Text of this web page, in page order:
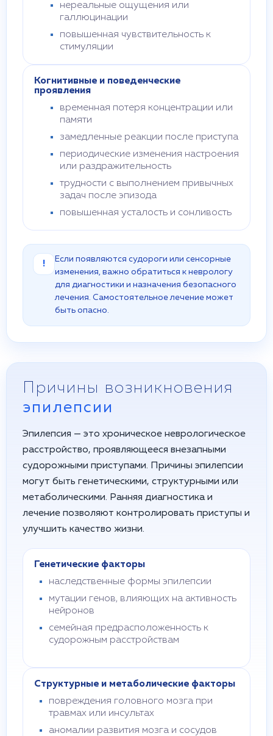
нереальные ощущения или
галлюцинации
повышенная чувствительность к
стимуляции
Когнитивные и поведенческие
проявления
временная потеря концентрации или
памяти
замедленные реакции после приступа
периодические изменения настроения
или раздражительность
трудности с выполнением привычных
задач после эпизода
повышенная усталость и сонливость
!
Если появляются судороги или сенсорные
изменения, важно обратиться к неврологу
для диагностики и назначения безопасного
лечения. Самостоятельное лечение может
быть опасно.
Причины возникновения
эпилепсии
Эпилепсия — это хроническое неврологическое
расстройство, проявляющееся внезапными
судорожными приступами. Причины эпилепсии
могут быть генетическими, структурными или
метаболическими. Ранняя диагностика и
лечение позволяют контролировать приступы и
улучшить качество жизни.
Генетические факторы
наследственные формы эпилепсии
мутации генов, влияющих на активность
нейронов
семейная предрасположенность к
судорожным расстройствам
Структурные и метаболические факторы
повреждения головного мозга при
травмах или инсультах
аномалии развития мозга и сосудов